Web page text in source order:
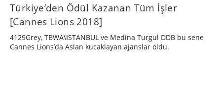
Türkiye’den Ödül Kazanan Tüm İşler
[Cannes Lions 2018]
4129Grey, TBWA\ISTANBUL ve Medina Turgul DDB bu sene
Cannes Lions’da Aslan kucaklayan ajanslar oldu.